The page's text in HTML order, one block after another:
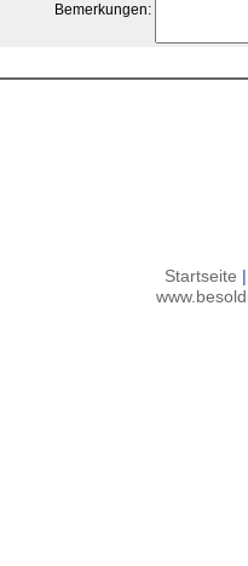
Bemerkungen:
Startseite |